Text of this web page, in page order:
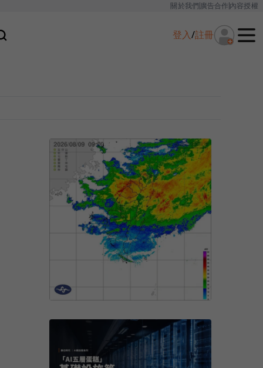
關於我們廣告合作內容授權
登入/註冊